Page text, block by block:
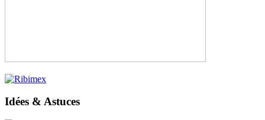
Idées & Astuces